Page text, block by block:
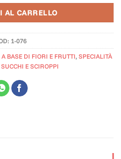
AL CARRELLO
1-076
A BASE DI FIORI E FRUTTI,SPECIALITÀ
SUCCHI E SCIROPPI